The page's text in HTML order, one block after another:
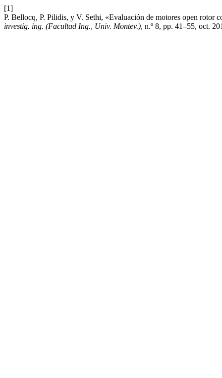
[1]
P. Bellocq, P. Pilidis, y V. Sethi, «Evaluación de motores open rotor
investig. ing. (Facultad Ing., Univ. Montev.), n.º 8, pp. 41–55, oct.